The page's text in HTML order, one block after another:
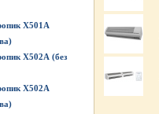
X501А
X502А (без
X502А